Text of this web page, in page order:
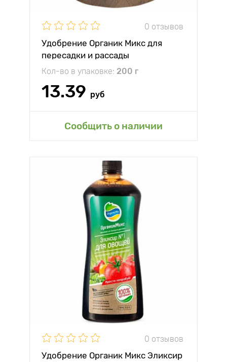
0 отзывов
Удобрение Органик Микс для
пересадки и рассады
Кол-во в упаковке: 200 г
13.39 руб
Сообщить о наличии
0 отзывов
Удобрение Органик Микс Эликсир